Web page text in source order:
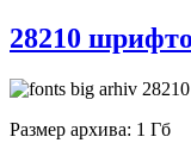
28210
Размер архива: 1 Гб